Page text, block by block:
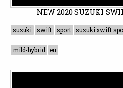
NEW 2020 SUZUKI
suzuki swift sport suzuki swift
mild-hybrid
eu